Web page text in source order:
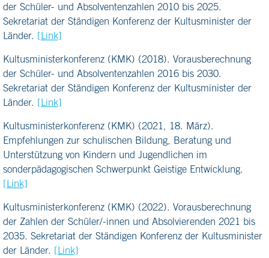
der Schüler- und Absolventenzahlen 2010 bis 2025.
Sekretariat der Ständigen Konferenz der Kultusminister der
Länder. [Link]
Kultusministerkonferenz (KMK) (2018). Vorausberechnung
der Schüler- und Absolventenzahlen 2016 bis 2030.
Sekretariat der Ständigen Konferenz der Kultusminister der
Länder. [Link]
Kultusministerkonferenz (KMK) (2021, 18. März).
Empfehlungen zur schulischen Bildung, Beratung und
Unterstützung von Kindern und Jugendlichen im
sonderpädagogischen Schwerpunkt Geistige Entwicklung.
[Link]
Kultusministerkonferenz (KMK) (2022). Vorausberechnung
der Zahlen der Schüler/-innen und Absolvierenden 2021 bis
2035. Sekretariat der Ständigen Konferenz der Kultusminister
der Länder. [Link]